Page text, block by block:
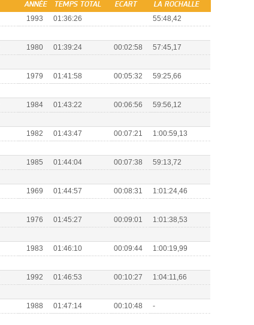
ANNÉE TEMPS TOTAL ECART LA ROCHALLE
1993 01:36:26 55:48,42
1980 01:39:24 00:02:58 57:45,17
1979 01:41:58 00:05:32 59:25,66
1984 01:43:22 00:06:56 59:56,12
1982 01:43:47 00:07:21 1:00:59,13
1985 01:44:04 00:07:38 59:13,72
1969 01:44:57 00:08:31 1:01:24,46
1976 01:45:27 00:09:01 1:01:38,53
1983 01:46:10 00:09:44 1:00:19,99
1992 01:46:53 00:10:27 1:04:11,66
1988 01:47:14 00:10:48 -